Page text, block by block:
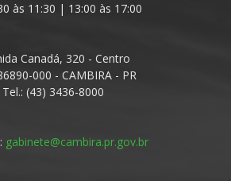
às 11:30 | 13:00 às 17:00
Canadá, 320 - Centro
000 - CAMBIRA - PR
Tel.: (43) 3436-8000
gabinete@cambira.pr.gov.br